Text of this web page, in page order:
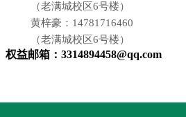
（老满城校区6号楼）
黄梓豪： 14781716460
（老满城校区6号楼）
权益邮箱： 3314894458@qq.com